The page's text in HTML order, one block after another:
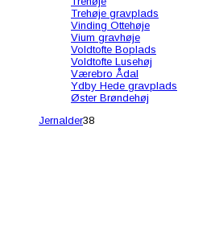
Trehøje gravplads
Vinding Ottehøje
Vium gravhøje
Voldtofte Boplads
Voldtofte Lusehøj
Værebro Ådal
Ydby Hede gravplads
Øster Brøndehøj
Jernalder38